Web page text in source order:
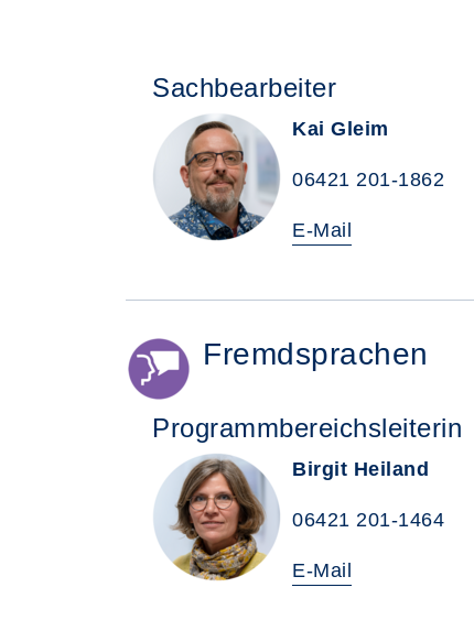
Sachbearbeiter
Kai Gleim
06421 201-1862
E-Mail
Fremdsprachen
Programmbereichsleiterin
Birgit Heiland
06421 201-1464
E-Mail